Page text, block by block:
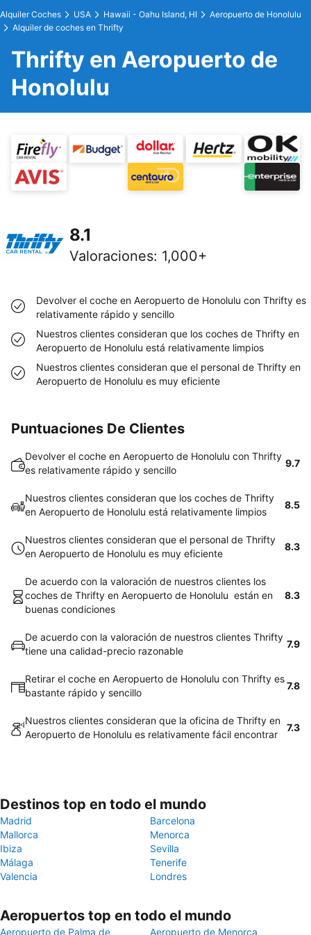
Alquiler Coches USA Hawaii - Oahu Island, HI
Aeropuerto de Honolulu
Alquiler de coches en Thrifty
Thrifty en Aeropuerto de
Honolulu
8.1
Valoraciones: 1,000+
Devolver el coche en Aeropuerto de Honolulu con Thrifty es
relativamente rápido y sencillo
Nuestros clientes consideran que los coches de Thrifty en
Aeropuerto de Honolulu está relativamente limpios
Nuestros clientes consideran que el personal de Thrifty en
Aeropuerto de Honolulu es muy eficiente
Puntuaciones De Clientes
Devolver el coche en Aeropuerto de Honolulu con Thrifty
es relativamente rápido y sencillo
9.7
Nuestros clientes consideran que los coches de Thrifty
en Aeropuerto de Honolulu está relativamente limpios
8.5
Nuestros clientes consideran que el personal de Thrifty
en Aeropuerto de Honolulu es muy eficiente
8.3
De acuerdo con la valoración de nuestros clientes los
coches de Thrifty en Aeropuerto de Honolulu están en
buenas condiciones
8.3
De acuerdo con la valoración de nuestros clientes Thrifty
tiene una calidad-precio razonable
7.9
Retirar el coche en Aeropuerto de Honolulu con Thrifty es
bastante rápido y sencillo
7.8
Nuestros clientes consideran que la oficina de Thrifty en
Aeropuerto de Honolulu es relativamente fácil encontrar
7.3
Destinos top en todo el mundo
Madrid
Barcelona
Mallorca
Menorca
Ibiza
Sevilla
Málaga
Tenerife
Valencia
Londres
Aeropuertos top en todo el mundo
Aeropuerto de Palma de Aeropuerto de Menorca